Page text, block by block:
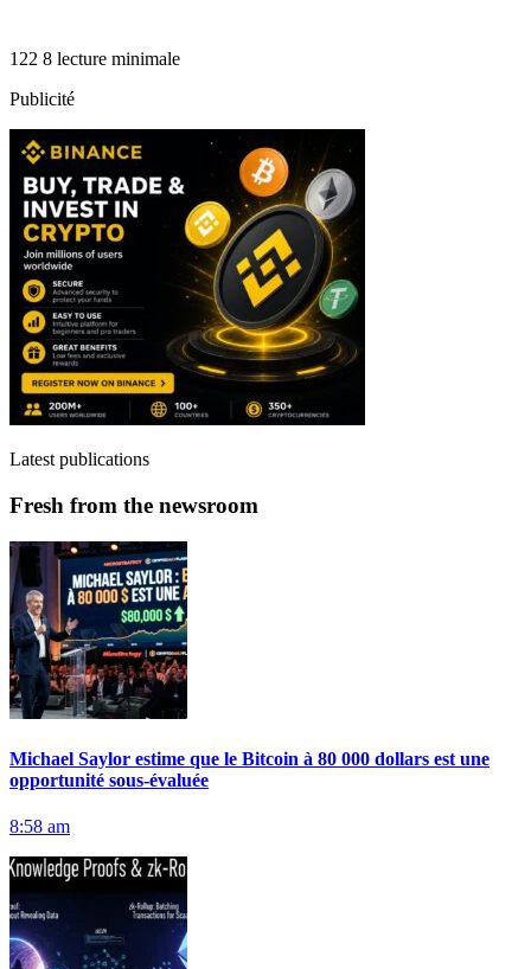
122 8 lecture minimale
Publicité
Latest publications
Fresh from the newsroom
Michael Saylor estime que le Bitcoin à 80 000 dollars est une
opportunité sous-évaluée
8:58 am